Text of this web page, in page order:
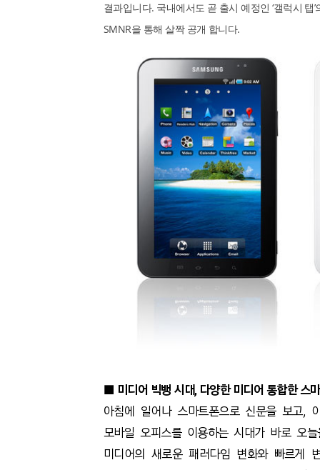
결과입니다. 국내에서도 곧 출시 예정인 ‘갤럭시 탭
SMNR을 통해 살짝 공개 합니다.
■ 미디어 빅뱅 시대, 다양한 미디어 통합한 스
아침에 일어나 스마트폰으로 신문을 보고,
모바일 오피스를 이용하는 시대가 바로 오
미디어의 새로운 패러다임 변화와 빠르게